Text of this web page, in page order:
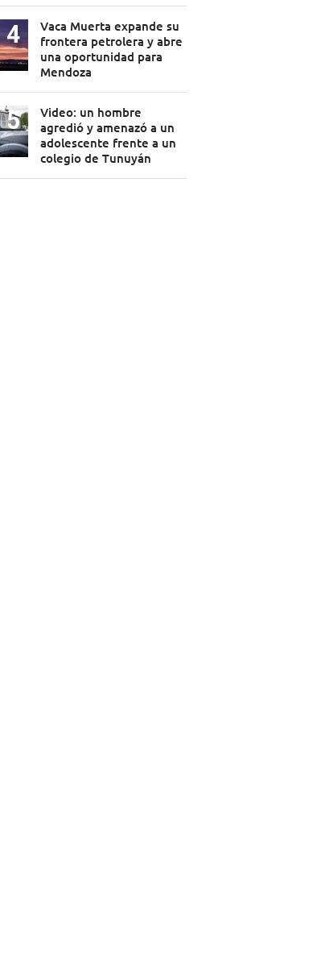
Vaca Muerta expande su
frontera petrolera y abre
una oportunidad para
Mendoza
Video: un hombre
agredió y amenazó a un
adolescente frente a un
colegio de Tunuyán